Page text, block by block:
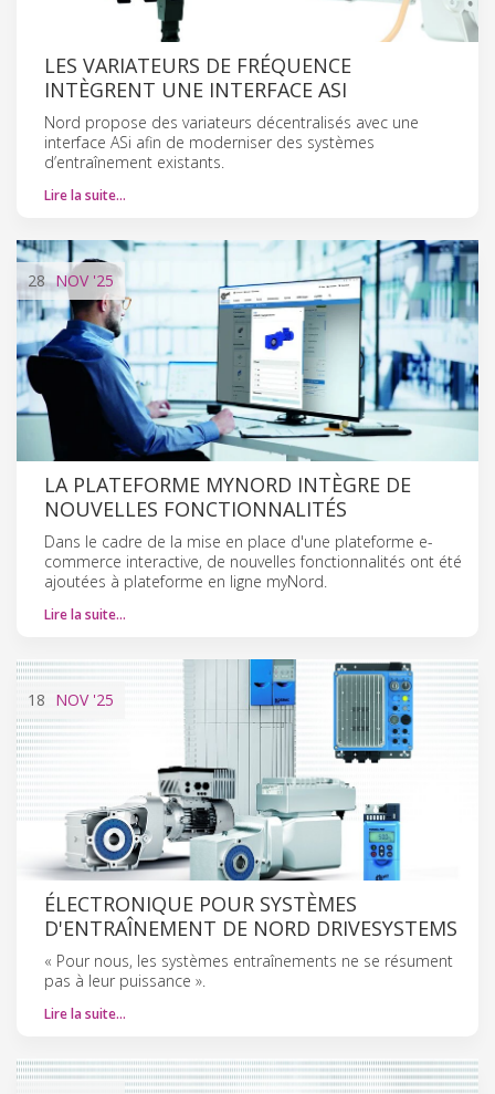
LES VARIATEURS DE FRÉQUENCE
INTÈGRENT UNE INTERFACE ASI
Nord propose des variateurs décentralisés avec une
interface ASi afin de moderniser des systèmes
d’entraînement existants.
Lire la suite…
28 NOV'25
LA PLATEFORME MYNORD INTÈGRE DE
NOUVELLES FONCTIONNALITÉS
Dans le cadre de la mise en place d'une plateforme e-
commerce interactive, de nouvelles fonctionnalités ont été
ajoutées à plateforme en ligne myNord.
Lire la suite…
18 NOV'25
ÉLECTRONIQUE POUR SYSTÈMES
D'ENTRAÎNEMENT DE NORD DRIVESYSTEMS
« Pour nous, les systèmes entraînements ne se résument
pas à leur puissance ».
Lire la suite…